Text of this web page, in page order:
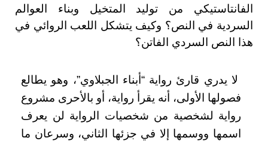
الفانتاستيكي من توليد المتخيل وبناء العوالم
السردية في النص؟ وكيف يتشكل اللعب الروائي في
هذا النص السردي الفاتن؟
لا يدري قارئ رواية “أبناء الجبلاوي”، وهو يطالع
فصولها الأولى، أنه يقرأ رواية، أو بالأحرى مشروع
رواية لشخصية من شخصيات الرواية لن يعرف
اسمها ووسمها إلا في جزئها الثاني، وسرعان ما